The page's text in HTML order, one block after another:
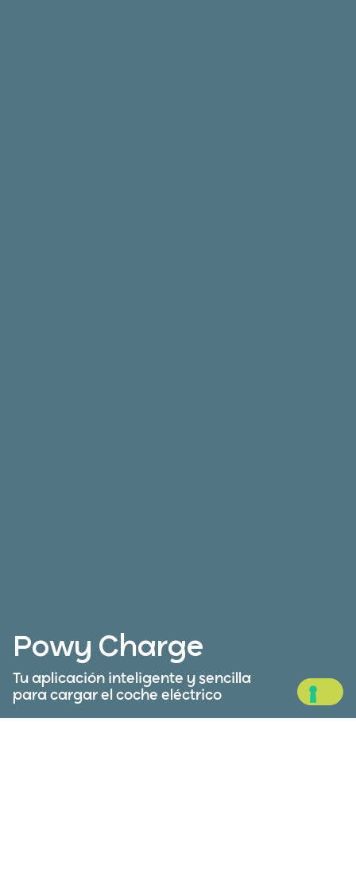
Powy Charge
Tu aplicación inteligente y sencilla
para cargar el coche eléctrico